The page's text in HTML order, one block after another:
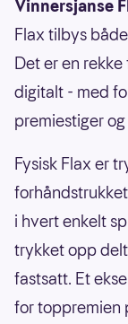
Vinnersjanse
Flax tilbys
Det er en
digitalt - med
premiestiger
Fysisk Flax er
i hvert enkelt
trykket opp
fastsatt. Et
for toppremien